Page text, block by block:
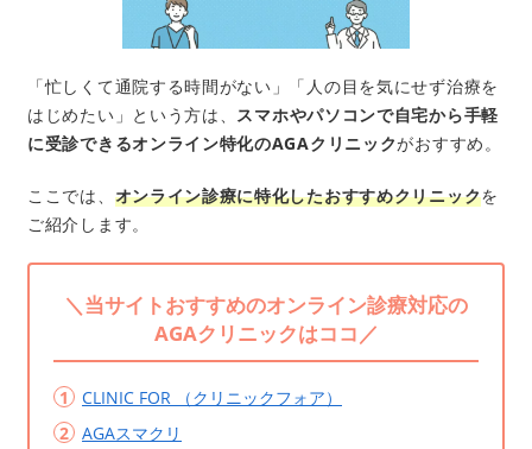
「忙しくて通院する時間がない」「人の目を気にせず治療を
はじめたい」という方は、 スマホやパソコンで自宅から手軽
に受診できるオンライン特化のAGAクリニックがおすすめ。
ここでは、 オンライン診療に特化したおすすめクリニックを
ご紹介します。
＼当サイトおすすめのオンライン診療対応の
AGAクリニックはココ／
CLINIC FOR （クリニックフォア）
AGAスマクリ